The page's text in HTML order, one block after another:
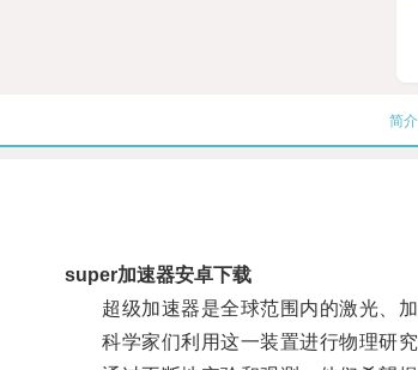
简介
super加速器安卓下载
超级加速器是全球范围内的激光、加
科学家们利用这一装置进行物理研究